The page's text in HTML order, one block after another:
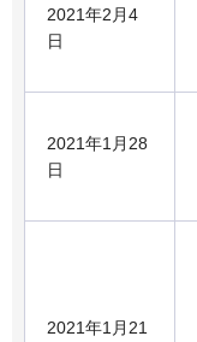
2021年2月4
日
2021年1月28
日
2021年1月21